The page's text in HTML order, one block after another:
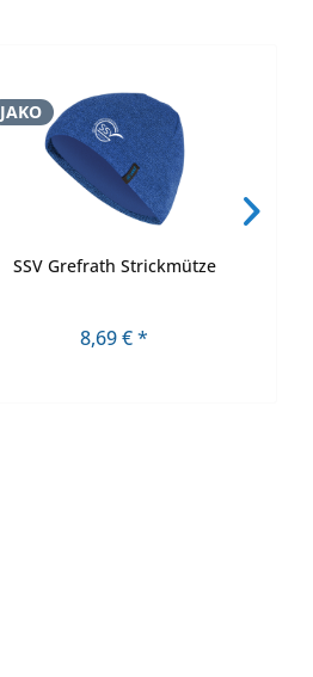
JAKO
SSV Grefrath Strickmütze
8,69 € *